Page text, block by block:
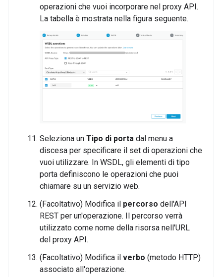
operazioni che vuoi incorporare nel proxy API.
La tabella è mostrata nella figura seguente.
Seleziona un Tipo di porta dal menu a
discesa per specificare il set di operazioni che
vuoi utilizzare. In WSDL, gli elementi di tipo
porta definiscono le operazioni che puoi
chiamare su un servizio web.
(Facoltativo) Modifica il percorso dell'API
REST per un'operazione. Il percorso verrà
utilizzato come nome della risorsa nell'URL
del proxy API.
(Facoltativo) Modifica il verbo (metodo HTTP)
associato all'operazione.